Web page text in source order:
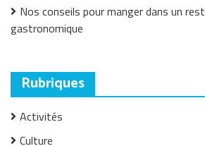
Nos conseils pour manger dans un
gastronomique
Rubriques
Activités
Culture